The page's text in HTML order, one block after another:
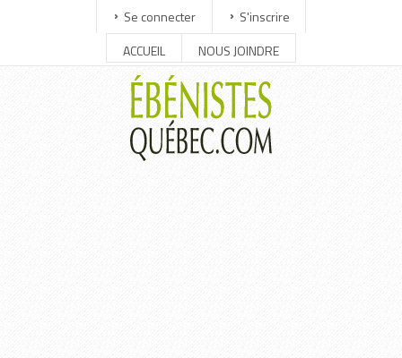
Se connecter
S'inscrire
ACCUEIL
NOUS JOINDRE